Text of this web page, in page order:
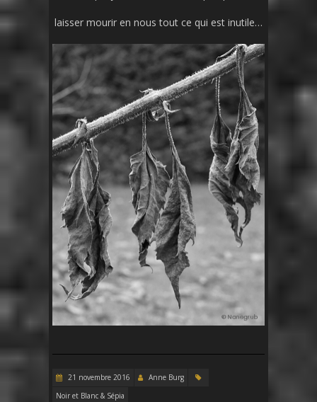
laisser mourir en nous tout ce qui est inutile…
21 novembre 2016
Anne Burg
Noir et Blanc & Sépia